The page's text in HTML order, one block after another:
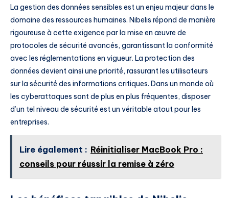
La gestion des données sensibles est un enjeu majeur dans le
domaine des ressources humaines. Nibelis répond de manière
rigoureuse à cette exigence par la mise en œuvre de
protocoles de sécurité avancés, garantissant la conformité
avec les réglementations en vigueur. La protection des
données devient ainsi une priorité, rassurant les utilisateurs
sur la sécurité des informations critiques. Dans un monde où
les cyberattaques sont de plus en plus fréquentes, disposer
d’un tel niveau de sécurité est un véritable atout pour les
entreprises.
Lire également : Réinitialiser MacBook Pro :
conseils pour réussir la remise à zéro